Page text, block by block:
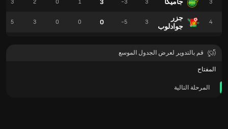
3 جاميكا
4
جزر
جوادلوب
3
-3
3
1
0
2
3
3
-5
0
0
0
3
5
قم بالتدوير لعرض الجدول الموسع
المفتاح
المرحلة التالية